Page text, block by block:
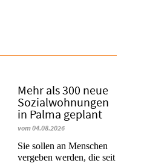
Mehr als 300 neue
Sozialwohnungen
in Palma geplant
vom 04.08.2026
Sie sollen an Menschen
vergeben werden, die seit